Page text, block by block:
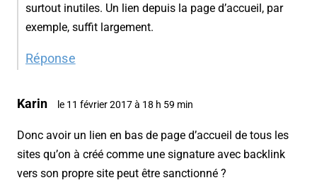
surtout inutiles. Un lien depuis la page d’accueil, par
exemple, suffit largement.
Réponse
Karin le 11 février 2017 à 18 h 59 min
Donc avoir un lien en bas de page d’accueil de tous les
sites qu’on à créé comme une signature avec backlink
vers son propre site peut être sanctionné ?